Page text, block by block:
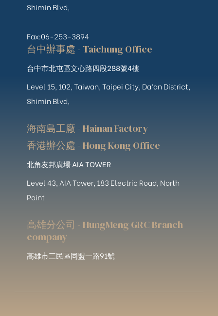
Shimin Blvd,
Fax:06-253-3894
台中辦事處 - Taichung Office
台中市北屯區文心路四段288號4樓
Level 15, 102, Taiwan, Taipei City, Da’an District,
Shimin Blvd,
海南島工廠 - Hainan Factory
香港辦公處 - Hong Kong Office
北角友邦廣場 AIA TOWER
Level 43, AIA Tower, 183 Electric Road, North
Point
高雄分公司 - HungMeng GRC Branch
company
高雄市三民區同盟一路91號